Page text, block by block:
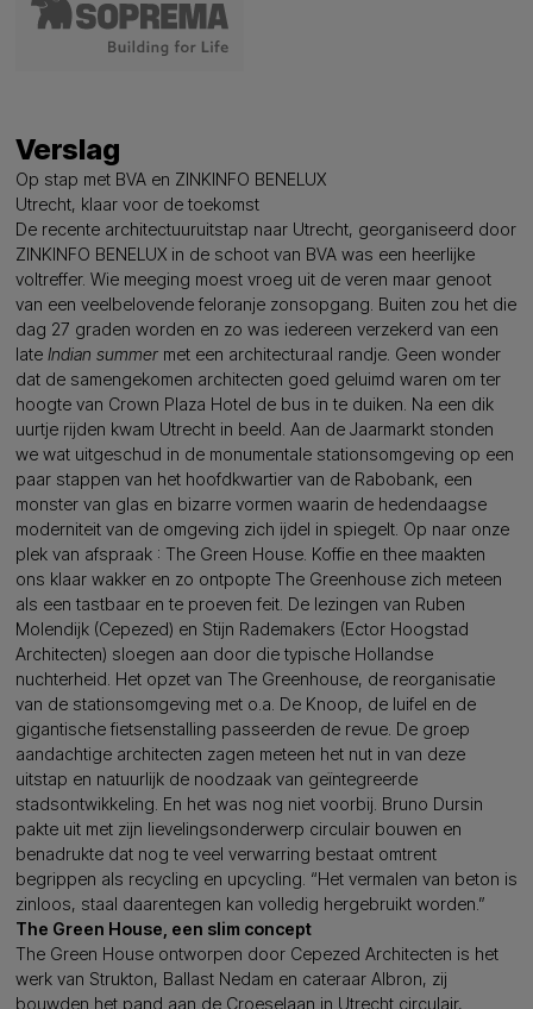
Verslag
Op stap met BVA en ZINKINFO BENELUX
Utrecht, klaar voor de toekomst
De recente architectuuruitstap naar Utrecht, georganiseerd door
ZINKINFO BENELUX in de schoot van BVA was een heerlijke
voltreffer. Wie meeging moest vroeg uit de veren maar genoot
van een veelbelovende feloranje zonsopgang. Buiten zou het die
dag 27 graden worden en zo was iedereen verzekerd van een
late Indian summer met een architecturaal randje. Geen wonder
dat de samengekomen architecten goed geluimd waren om ter
hoogte van Crown Plaza Hotel de bus in te duiken. Na een dik
uurtje rijden kwam Utrecht in beeld. Aan de Jaarmarkt stonden
we wat uitgeschud in de monumentale stationsomgeving op een
paar stappen van het hoofdkwartier van de Rabobank, een
monster van glas en bizarre vormen waarin de hedendaagse
moderniteit van de omgeving zich ijdel in spiegelt. Op naar onze
plek van afspraak : The Green House. Koffie en thee maakten
ons klaar wakker en zo ontpopte The Greenhouse zich meteen
als een tastbaar en te proeven feit. De lezingen van Ruben
Molendijk (Cepezed) en Stijn Rademakers (Ector Hoogstad
Architecten) sloegen aan door die typische Hollandse
nuchterheid. Het opzet van The Greenhouse, de reorganisatie
van de stationsomgeving met o.a. De Knoop, de luifel en de
gigantische fietsenstalling passeerden de revue. De groep
aandachtige architecten zagen meteen het nut in van deze
uitstap en natuurlijk de noodzaak van geïntegreerde
stadsontwikkeling. En het was nog niet voorbij. Bruno Dursin
pakte uit met zijn lievelingsonderwerp circulair bouwen en
benadrukte dat nog te veel verwarring bestaat omtrent
begrippen als recycling en upcycling. “Het vermalen van beton is
zinloos, staal daarentegen kan volledig hergebruikt worden.”
The Green House, een slim concept
The Green House ontworpen door Cepezed Architecten is het
werk van Strukton, Ballast Nedam en cateraar Albron, zij
bouwden het pand aan de Croeselaan in Utrecht circulair,